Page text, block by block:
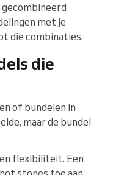
met je
die combinaties.
die
of bundelen in
maar de bundel
flexibiliteit. Een